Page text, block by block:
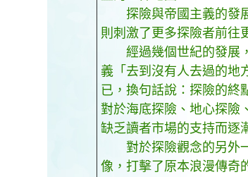
探險與帝國主義的發展
則刺激了更多探險者前往
經過幾個世紀的發展，
義「去到沒有人去過的地
已，換句話說：探險的終
對於海底探險、地心探險
缺乏讀者市場的支持而逐
對於探險觀念的另外一
像，打擊了原本浪漫傳奇